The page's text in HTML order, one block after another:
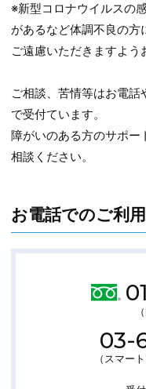
※新型コロナウイルスの
があるなど体調不良の
ご遠慮いただきますよう
ご相談、苦情等はお電
で受付ています。
障がいのある方のサポー
相談ください。
お電話でのご利
03-
（スマー